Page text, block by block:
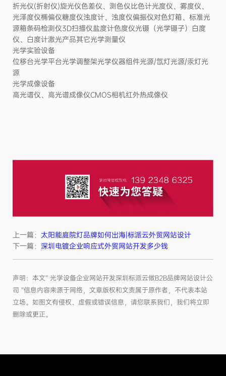
折光仪(折射仪)旋光仪色差仪、测色仪比色计光度仪、雾度仪、
光泽度仪椭偏仪糖度仪浊度计、浊度仪偏振仪对色灯箱、标准光
源箱条码检测仪3D扫描仪盐度计色度仪光镊（光学镊子）白度
仪、白度计激光产品其它光学测量仪
光学实验设备
位移台光学平台光学调整架光学仪器组件光源/氙灯光源/汞灯光
源
光学成像设备
高光谱仪、高光谱成像仪CMOS相机红外热成像仪
上一篇： 太阳能庭院灯品牌如何出海|标派云外贸网站设计
下一篇： 深圳电镀企业响应式外贸网站开发多少钱
声明：本文“ 光学设备企业网站开发深圳标派云做B2B品牌网站设计公
司 ”信息内容来源于网络，文章版权和文责属于原作者，不代表本站
立场。如图文有侵权、虚假或错误信息，请您联系我们，我们将立即
删除或更正。